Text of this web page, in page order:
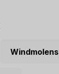
Windmolens